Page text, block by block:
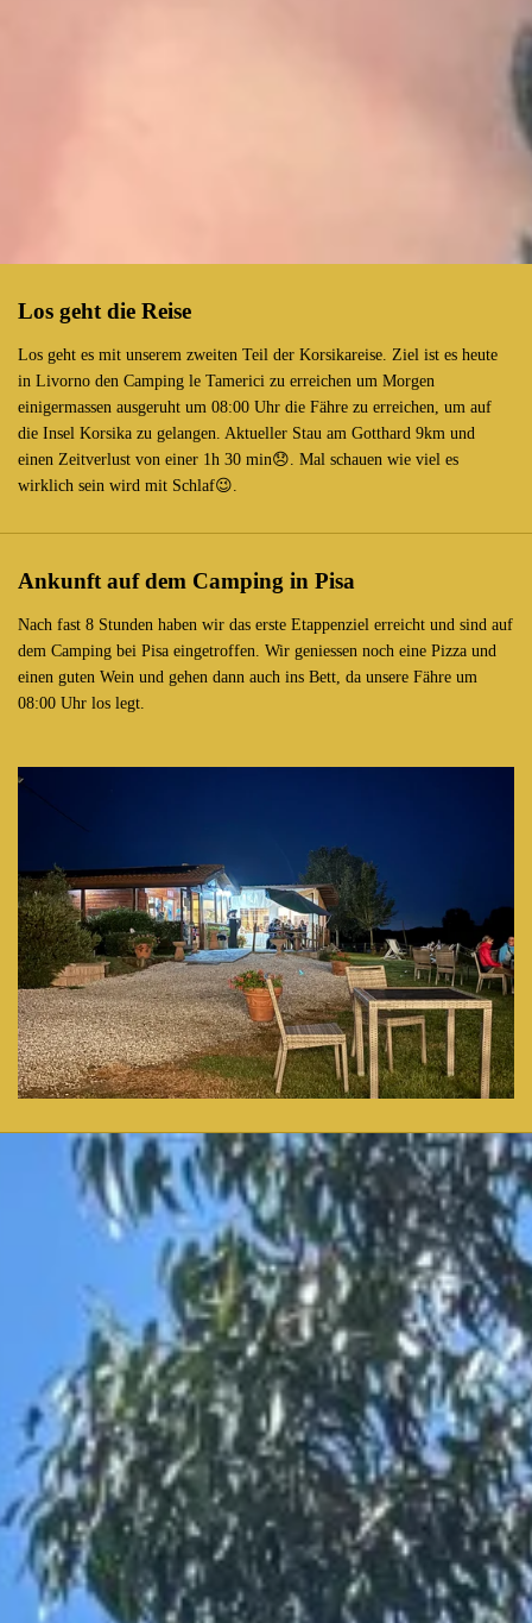
Los geht die Reise
Los geht es mit unserem zweiten Teil der Korsikareise. Ziel ist es heute
in Livorno den Camping le Tamerici zu erreichen um Morgen
einigermassen ausgeruht um 08:00 Uhr die Fähre zu erreichen, um auf
die Insel Korsika zu gelangen. Aktueller Stau am Gotthard 9km und
einen Zeitverlust von einer 1h 30 min😞. Mal schauen wie viel es
wirklich sein wird mit Schlaf😉.
Ankunft auf dem Camping in Pisa
Nach fast 8 Stunden haben wir das erste Etappenziel erreicht und sind auf
dem Camping bei Pisa eingetroffen. Wir geniessen noch eine Pizza und
einen guten Wein und gehen dann auch ins Bett, da unsere Fähre um
08:00 Uhr los legt.